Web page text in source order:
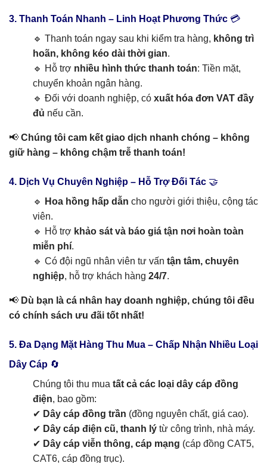
3. Thanh Toán Nhanh – Linh Hoạt Phương Thức 💳
🔹 Thanh toán ngay sau khi kiểm tra hàng, không trì
hoãn, không kéo dài thời gian.
🔹 Hỗ trợ nhiều hình thức thanh toán: Tiền mặt,
chuyển khoản ngân hàng.
🔹 Đối với doanh nghiệp, có xuất hóa đơn VAT đầy
đủ nếu cần.
📢 Chúng tôi cam kết giao dịch nhanh chóng – không
giữ hàng – không chậm trễ thanh toán!
4. Dịch Vụ Chuyên Nghiệp – Hỗ Trợ Đối Tác 🤝
🔹
Hoa hồng hấp dẫn cho người giới thiệu, cộng tác
viên.
🔹 Hỗ trợ khảo sát và báo giá tận nơi hoàn toàn
miễn phí.
🔹 Có đội ngũ nhân viên tư vấn tận tâm, chuyên
nghiệp, hỗ trợ khách hàng 24/7.
📢 Dù bạn là cá nhân hay doanh nghiệp, chúng tôi đều
có chính sách ưu đãi tốt nhất!
5. Đa Dạng Mặt Hàng Thu Mua – Chấp Nhận Nhiều Loại
Dây Cáp 🔄
Chúng tôi thu mua tất cả các loại dây cáp đồng
điện, bao gồm:
✔ Dây cáp đồng trần (đồng nguyên chất, giá cao).
✔ Dây cáp điện cũ, thanh lý từ công trình, nhà máy.
✔ Dây cáp viễn thông, cáp mạng (cáp đồng CAT5,
CAT6, cáp đồng trục).